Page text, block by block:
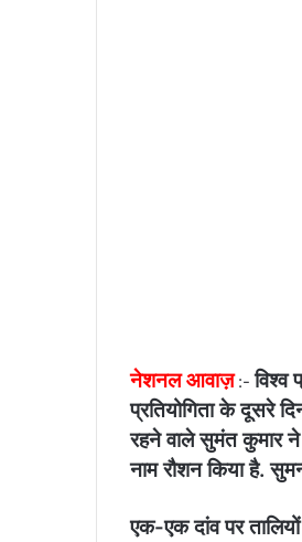
नेशनल आवाज़:-विश्व
प्रतियोगिता के दूसरे
रहने वाले सुमंत कुमार
नाम रौशन किया है.
एक-एक दांव पर